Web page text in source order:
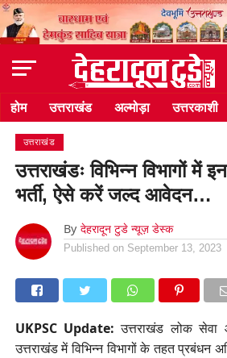
होम उत्तराखंड अल्मोड़ा उत्तरकाशी
उत्तराखंड
उत्तराखंडः विभिन्न विभागों में
भर्ती, ऐसे करें जल्द आवेदन…
By देहरादून टुडे न्यूज़ डेस्क
Published on September 13, 2023
UKPSC Update: उत्तराखंड लोक सेवा
उत्तराखंड में विभिन्न विभागों के तहत प्रबंधन